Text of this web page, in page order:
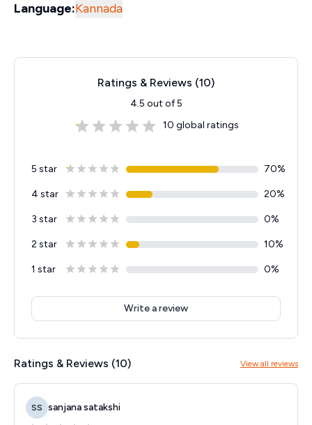
Language:Kannada
Ratings & Reviews (10)
4.5 out of 5
10 global ratings
5 star 70%
4 star 20%
3 star 0%
2 star 10%
1 star 0%
Write a review
Ratings & Reviews (10) View all reviews
SS sanjana satakshi